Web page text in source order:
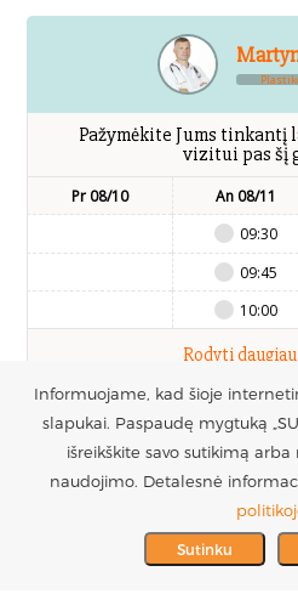
Pažymėkite Jums tinkantį
vizitui pas šį
Pr 08/10
An 08/11
09:30
09:45
10:00
Rodyti
Registruotis
PARTNERIAI >
MES REMIAME >
UAB
chirurgijos
Į.k.
PVM mokėtojo
Informuojame, kad šioje
slapukai. Paspaudę mygtuką
išreikškite savo sutikimą
naudojimo. Detalesnė
Sutinku